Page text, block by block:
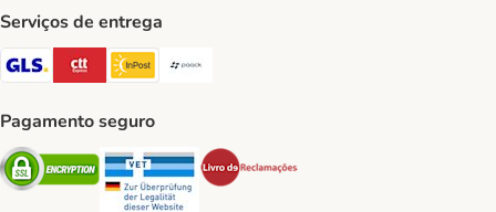
Serviços de entrega
GLS Shipping Method
CTTExpress Shipping Method
InPost Shipping Method
Pagamento seguro
Security Security